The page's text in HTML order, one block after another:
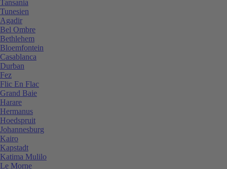
Tansania
Tunesien
Agadir
Bel Ombre
Bethlehem
Bloemfontein
Casablanca
Durban
Fez
Flic En Flac
Grand Baie
Harare
Hermanus
Hoedspruit
Johannesburg
Kairo
Kapstadt
Katima Mulilo
Le Morne